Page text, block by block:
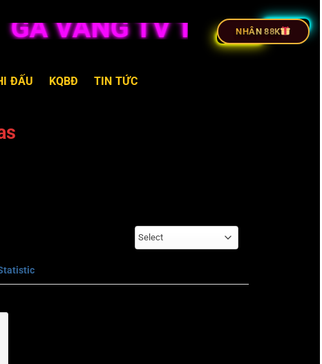
GÀ VÀNG TV TRỰC TIẾP
NHÂN 88K
ĐẤU KQBĐ TIN TỨC
Select